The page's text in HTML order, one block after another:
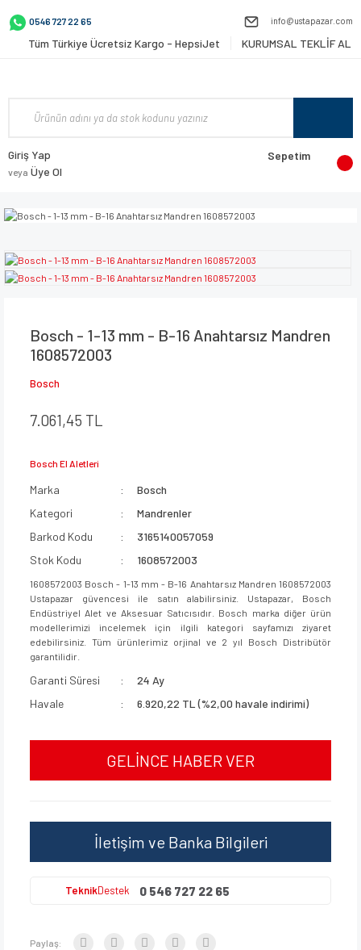
0546 727 22 65 info@ustapazar.com
Tüm Türkiye Ücretsiz Kargo - HepsiJet KURUMSAL TEKLİF AL
Giriş Yap
veya Üye Ol
Sepetim
Bosch - 1-13 mm - B-16 Anahtarsız Mandren
1608572003
Bosch
7.061,45 TL
Bosch El Aletleri
Marka
Bosch
Kategori
Mandrenler
Barkod Kodu
3165140057059
Stok Kodu
1608572003
1608572003 Bosch - 1-13 mm - B-16 Anahtarsız Mandren 1608572003
Ustapazar güvencesi ile satın alabilirsiniz. Ustapazar, Bosch
Endüstriyel Alet ve Aksesuar Satıcısıdır. Bosch marka diğer ürün
modellerimizi incelemek için ilgili kategori sayfamızı ziyaret
edebilirsiniz. Tüm ürünlerimiz orjinal ve 2 yıl Bosch Distribütör
garantilidir.
Garanti Süresi
24 Ay
Havale
6.920,22 TL (%2,00 havale indirimi)
GELİNCE HABER VER
İletişim ve Banka Bilgileri
TeknikDestek 0 546 727 22 65
Paylaş: